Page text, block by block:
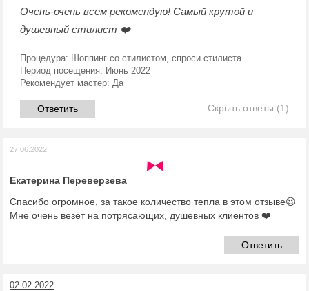
Очень-очень всем рекомендую! Самый крутой и
душевный стилист ❤️
Процедура: Шоппинг со стилистом, спроси стилиста
Период посещения: Июнь 2022
Рекомендует мастер: Да
Ответить Скрыть ответы (1)
27.06.2022
Екатерина Переверзева
Спасибо огромное, за такое количество тепла в этом отзыве😍
Мне очень везёт на потрясающих, душевных клиентов ❤️
Ответить
02.02.2022